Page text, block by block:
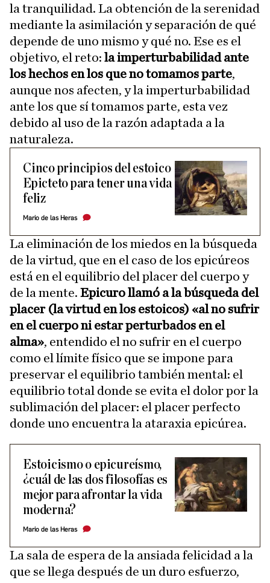
la tranquilidad. La obtención de la serenidad
mediante la asimilación y separación de qué
depende de uno mismo y qué no. Ese es el
objetivo, el reto: la imperturbabilidad ante
los hechos en los que no tomamos parte,
aunque nos afecten, y la imperturbabilidad
ante los que sí tomamos parte, esta vez
debido al uso de la razón adaptada a la
naturaleza.
Cinco principios del estoico
Epicteto para tener una vida
feliz
Mario de las Heras
La eliminación de los miedos en la búsqueda
de la virtud, que en el caso de los epicúreos
está en el equilibrio del placer del cuerpo y
de la mente. Epicuro llamó a la búsqueda del
placer (la virtud en los estoicos) «al no sufrir
en el cuerpo ni estar perturbados en el
alma», entendido el no sufrir en el cuerpo
como el límite físico que se impone para
preservar el equilibrio también mental: el
equilibrio total donde se evita el dolor por la
sublimación del placer: el placer perfecto
donde uno encuentra la ataraxia epicúrea.
Estoicismo o epicureísmo,
¿cuál de las dos filosofías es
mejor para afrontar la vida
moderna?
Mario de las Heras
La sala de espera de la ansiada felicidad a la
que se llega después de un duro esfuerzo,